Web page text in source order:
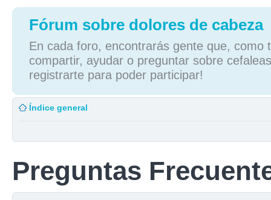
Fórum sobre dolores de cabeza
En cada foro, encontrarás gente que, como
compartir, ayudar o preguntar sobre
registrarte para poder participar!
Índice general
Preguntas